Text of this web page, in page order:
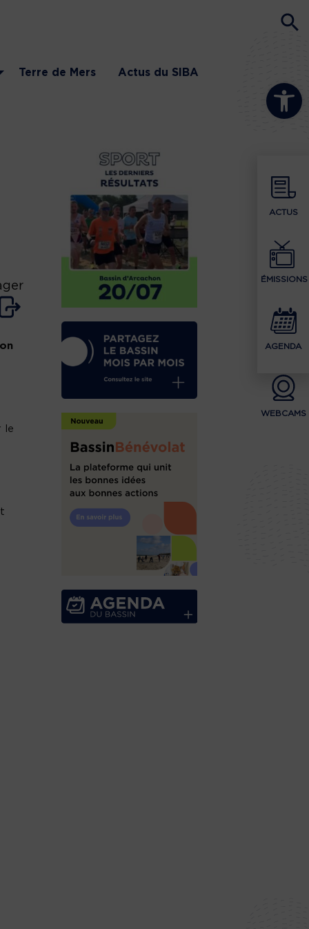
Ouvrir la
ACTUS
ÉMISSIONS
AGENDA
WEBCAMS
Terre de Mers Actus du SIBA
le